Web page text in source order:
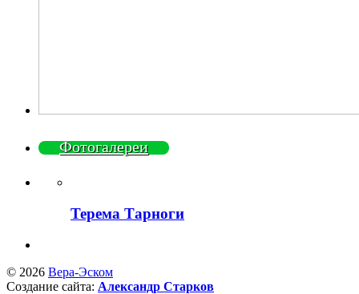
Фотогалереи
Терема Тарноги
© 2026 Вера-Эском
Создание сайта: Александр Старков